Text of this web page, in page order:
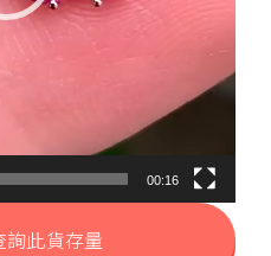
00:16
詢此貨存量